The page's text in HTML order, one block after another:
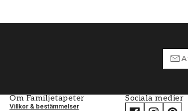
Om Familjetapeter
Villkor & bestämmelser
Sociala medier